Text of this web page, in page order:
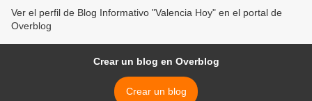
Ver el perfil de Blog Informativo "Valencia Hoy" en el portal de
Overblog
Crear un blog en Overblog
Crear un blog